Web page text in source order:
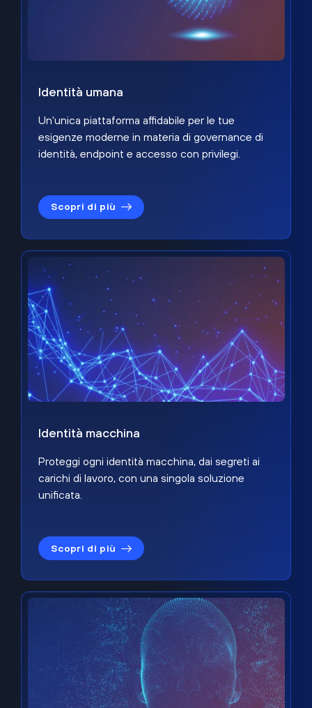
Identità umana
Un'unica piattaforma affidabile per le tue
esigenze moderne in materia di governance di
identità, endpoint e accesso con privilegi.
Scopri di più
Identità macchina
Proteggi ogni identità macchina, dai segreti ai
carichi di lavoro, con una singola soluzione
unificata.
Scopri di più